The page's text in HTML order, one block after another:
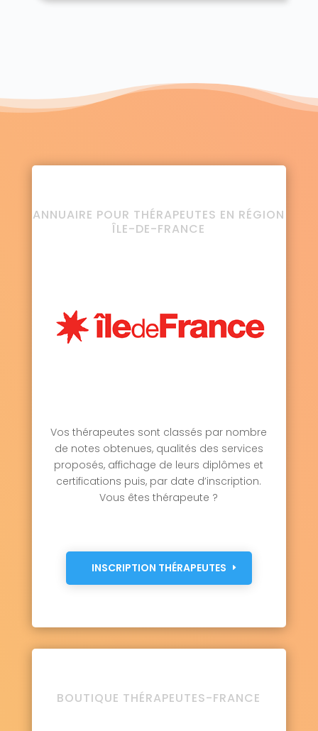
ANNUAIRE POUR THÉRAPEUTES EN RÉGION
ÎLE-DE-FRANCE
Vos thérapeutes sont classés par nombre
de notes obtenues, qualités des services
proposés, affichage de leurs diplômes et
certifications puis, par date d’inscription.
Vous êtes thérapeute ?
INSCRIPTION THÉRAPEUTES
BOUTIQUE THÉRAPEUTES-FRANCE